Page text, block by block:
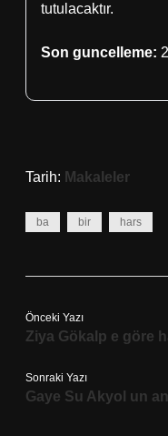
tutulacaktır.
Son guncelleme:
Tarih: Makaleler
ba bir hars
Önceki Yazı
Ziya Gökalp e göre
Sonraki Yazı
Gaye Su Akyol un